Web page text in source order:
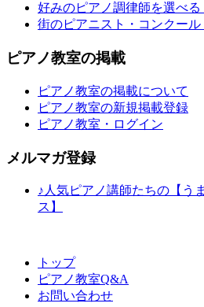
好みのピアノ調律師を選べる
街のピアニスト・コンクール
ピアノ教室の掲載
ピアノ教室の掲載について
ピアノ教室の新規掲載登録
ピアノ教室・ログイン
メルマガ登録
♪人気ピアノ講師たちの【う
ス】
トップ
ピアノ教室Q&A
お問い合わせ